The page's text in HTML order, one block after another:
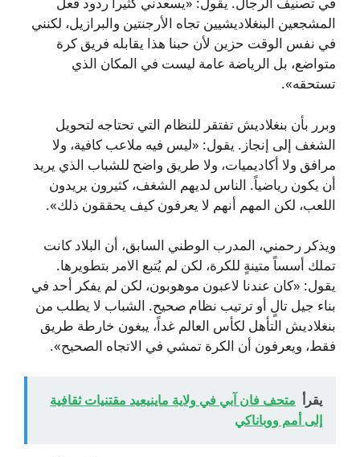
المشجعين البنغلاديشيين تجاه الأرجنتين والبرازيل، لكنني
في نفس الوقت حزين لأن حبنا هذا يقابله فريق كرة
متواضع، بل الرياضة عامة ليست في المكان الذي
تستحقه».
وبرر بأن بنغلاديش تفتقر للنظام التي تحتاجه لتحويل
الشغف إلى إنجاز. يقول: «ليس فيه ملاعب كافية، ولا
مرافق ولا أكاديميات، ولا طريق واضح للشباب الذي يريد
أن يكون رياضياً. الناس لديهم الشغف، كثيرون يريدون
اللعب، لكن المهم أنهم لا يعرفون كيف يحققون ذلك».
ويذكر رحمني، المدرب الوطني السابق، أن البلاد كانت
تملك أسساً متينةٍ للكرة، لكن لم يُتبع الامر بتطويرها.
يقول: «كان عندنا لاعبون موهوبون، لكن لم يفكر أحد في
بناء جيل تالٍ أو ترتيب نظام صحيح. الشباب لا يطلب من
بنغلاديش التأهل لكأس العالم غداً، يبغون خارطة طريق
فقط، ويعرفون أن الكرة تمشي في الاتجاه الصحيح».
يقرأ متحف فان آبي في ولاية ماينيعيد مقتنيات ثقافية
إلى أمم ووباناكي